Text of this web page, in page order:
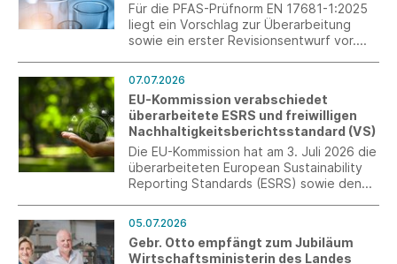
Für die PFAS-Prüfnorm EN 17681-1:2025
liegt ein Vorschlag zur Überarbeitung
sowie ein erster Revisionsentwurf vor.
und praktische Erfahrungen in den
Normungsprozess einbringen.
Rückmeldungen sind bis zum 10. August
2026 möglich.
07.07.2026
EU-Kommission verabschiedet
überarbeitete ESRS und freiwilligen
Nachhaltigkeitsberichtsstandard (VS)
Die EU-Kommission hat am 3. Juli 2026 die
überarbeiteten European Sustainability
Reporting Standards (ESRS) sowie den
verabschiedet.
05.07.2026
Gebr. Otto empfängt zum Jubiläum
Wirtschaftsministerin des Landes